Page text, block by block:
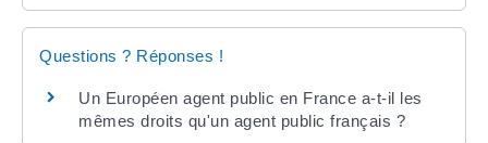
Questions ? Réponses !
Un Européen agent public en France a-t-il les
mêmes droits qu'un agent public français ?